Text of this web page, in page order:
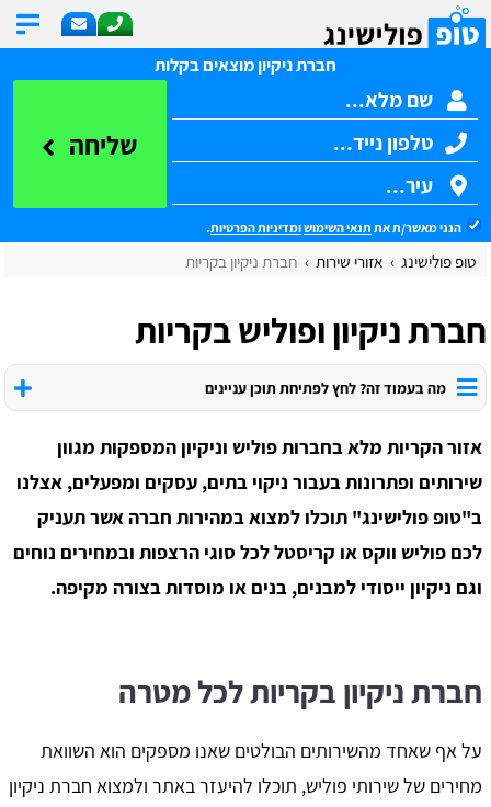
חברת ניקיון מוצאים בקלות
שליחה
הנני מאשר/ת את תנאי השימושומדיניות הפרטיות.
טופ פולישינג אזורי שירות חברת ניקיון בקריות
חברת ניקיון ופוליש בקריות
מה בעמוד זה? לחץ לפתיחת תוכן עניינים
אזור הקריות מלא בחברות פוליש וניקיון המספקות מגוון
שירותים ופתרונות בעבור ניקוי בתים, עסקים ומפעלים, אצלנו
ב"טופ פולישינג" תוכלו למצוא במהירות חברה אשר תעניק
לכם פוליש ווקס או קריסטל לכל סוגי הרצפות ובמחירים נוחים
וגם ניקיון ייסודי למבנים, בנים או מוסדות בצורה מקיפה.
חברת ניקיון בקריות לכל מטרה
על אף שאחד מהשירותים הבולטים שאנו מספקים הוא השוואת
מחירים של שירותי פוליש, תוכלו להיעזר באתר ולמצוא חברת ניקיון